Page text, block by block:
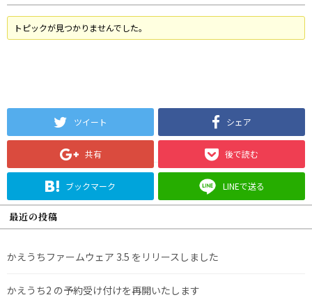
トピックが見つかりませんでした。
ツイート シェア
共有 後で読む
ブックマーク LINEで送る
最近の投稿
かえうちファームウェア 3.5 をリリースしました
かえうち2 の予約受け付けを再開いたします